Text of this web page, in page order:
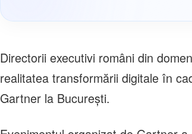
Directorii executivi români din
realitatea transformării digitale în
Gartner la București.